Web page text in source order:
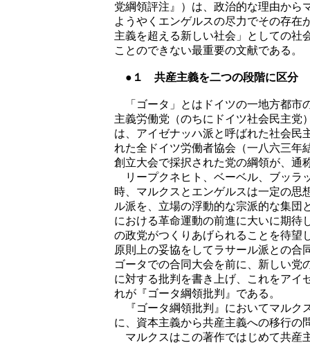
党綱領評注』）は、政治的な理由から
ようやくエンゲルスの尽力でその存在
主義を超える新しい社会」としての社
ことのできない最重要の文献である。
●１ 共産主義を二つの段階に区分
「ゴータ」とはドイツの一地方都市
主義労働党（のちにドイツ社会民主党
は、アイゼナッハ派と呼ばれた社会民
れた全ドイツ労働者協会（一八六三年
創立大会で採択された党の綱領が、通
リープクネヒト、ベーベル、ブッラ
時、マルクスとエンゲルスは一定の思
ル派を、立場の浮動的な宗派的な集団
における革命運動の前進に大いに期待
の政党がつくりあげられることを待望
原則上の妥協をしてラサール派との合
ゴータでの合同大会を前に、新しい党
に対する批判を書き上げ、これをアイ
れが『ゴータ綱領批判』である。
『ゴータ綱領批判』においてマルク
に、資本主義から共産主義への移行の
マルクスはこの著作ではじめて共産